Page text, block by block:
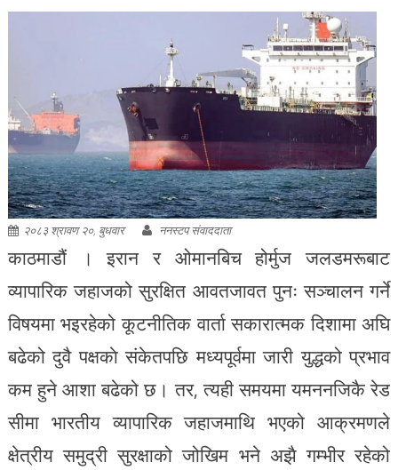
२०८३ श्रावण २०, बुधवार ननस्टप संवाददाता
काठमाडौं । इरान र ओमानबिच होर्मुज जलडमरूबाट
व्यापारिक जहाजको सुरक्षित आवतजावत पुनः सञ्चालन गर्ने
विषयमा भइरहेको कूटनीतिक वार्ता सकारात्मक दिशामा अघि
बढेको दुवै पक्षकाे संकेतपछि मध्यपूर्वमा जारी युद्धको प्रभाव
कम हुने आशा बढेको छ। तर, त्यही समयमा यमननजिकै रेड
सीमा भारतीय व्यापारिक जहाजमाथि भएको आक्रमणले
क्षेत्रीय समुद्री सुरक्षाको जोखिम भने अझै गम्भीर रहेको